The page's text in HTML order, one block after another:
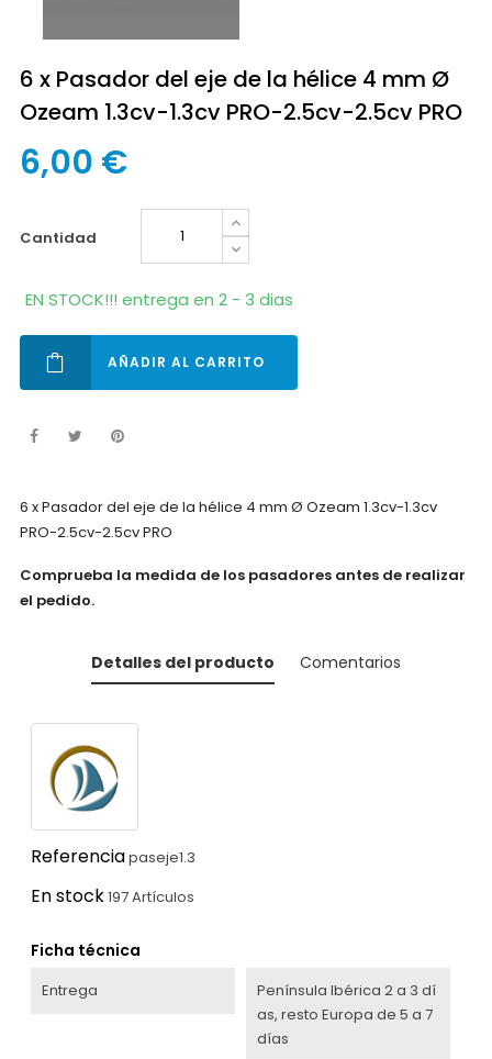
6 x Pasador del eje de la hélice 4 mm Ø
Ozeam 1.3cv-1.3cv PRO-2.5cv-2.5cv PRO
6,00 €
cantidad
EN STOCK!!! entrega en 2 - 3 dias
AÑADIR AL CARRITO
6 x Pasador del eje de la hélice 4 mm Ø Ozeam 1.3cv-1.3cv
PRO-2.5cv-2.5cv PRO
Comprueba la medida de los pasadores antes de realizar
el pedido.
Detalles del producto Comentarios
Referenciapaseje1.3
En stock197 Artículos
Ficha técnica
Entrega
Península Ibérica 2 a 3 dí
as, resto Europa de 5 a 7
días